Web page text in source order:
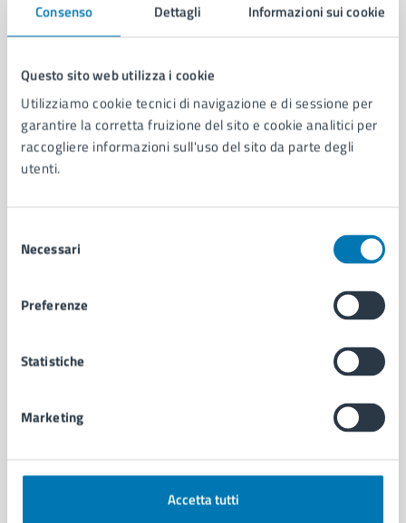
Consenso Dettagli Informazioni sui cookie
Questo sito web utilizza i cookie
Utilizziamo cookie tecnici di navigazione e di sessione per
garantire la corretta fruizione del sito e cookie analitici per
raccogliere informazioni sull'uso del sito da parte degli
utenti.
delNecessari
Preferenze
Statistiche
Marketing
Accetta tutti
Comune di Napoli
AMMINISTRAZIONE
Aree amministrative
Organi di governo
Municipalità
Uffici
Personale amministrativo
Autorizzazioni
Educazione e formazione
Giustizia e sicurezza pubblica